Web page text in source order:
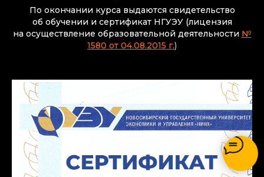
По окончании курса выдаются свидетельство
об обучении и сертификат НГУЭУ (лицензия
на осуществление образовательной деятельности №
1580 от 04.08.2015 г.)